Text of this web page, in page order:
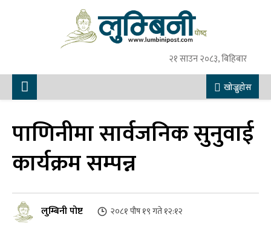
२१ साउन २०८३, बिहिबार
खोज्नुहोस
पाणिनीमा सार्वजनिक सुनुवाई
कार्यक्रम सम्पन्न
लुम्बिनी पोष्ट २०८१ पौष १९ गते १२:१२